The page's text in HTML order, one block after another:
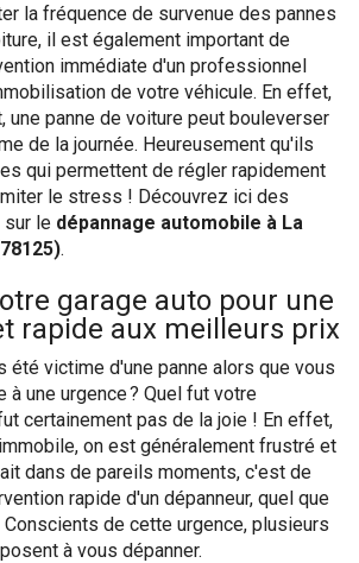
la fréquence de survenue des pannes
il est également important de
immédiate d'un professionnel
de votre véhicule. En effet,
une panne de voiture peut bouleverser
de la journée. Heureusement qu'ils
qui permettent de régler rapidement
le stress ! Découvrez ici des
le dépannage automobile à La
.
garage auto pour une
rapide aux meilleurs prix
été victime d'une panne alors que vous
à une urgence ? Quel fut votre
certainement pas de la joie ! En effet,
on est généralement frustré et
dans de pareils moments, c'est de
rapide d'un dépanneur, quel que
de cette urgence, plusieurs
à vous dépanner.